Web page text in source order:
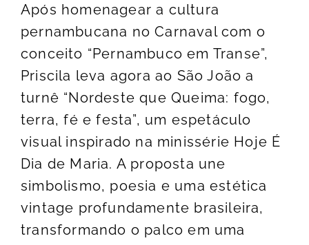
Após homenagear a cultura
pernambucana no Carnaval com o
conceito “Pernambuco em Transe”,
Priscila leva agora ao São João a
turnê “Nordeste que Queima: fogo,
terra, fé e festa”, um espetáculo
visual inspirado na minissérie Hoje É
Dia de Maria. A proposta une
simbolismo, poesia e uma estética
vintage profundamente brasileira,
transformando o palco em uma